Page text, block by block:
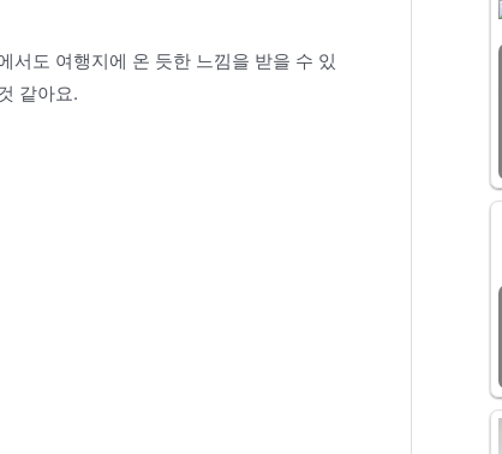
서도 여행지에 온 듯한 느낌을 받을 수 있
같아요.